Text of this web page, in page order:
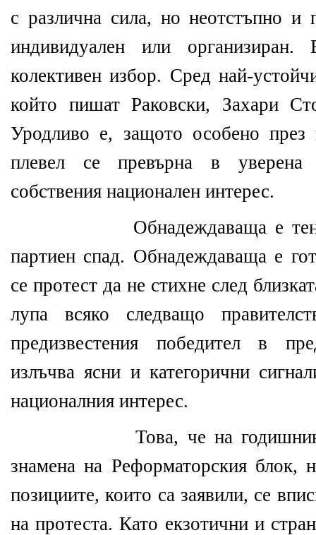
с различна сила, но неотстъпно и
индивидуален или
колективен избор. Сред най-
който пишат Раковски, Захари
Уродливо е, защото особено през
плевел се превърна в уверена
собствения национален интерес.
Обнадеждаваща е
партиен спад. Обнадеждаваща е
се протест да не стихне след
лупа всяко следващо
предизвестения победител в
излъчва ясни и категорични
националния интерес.
Това, че на
знамена на Реформаторския
позициите, които са заявили, се
на протеста. Като екзотични и